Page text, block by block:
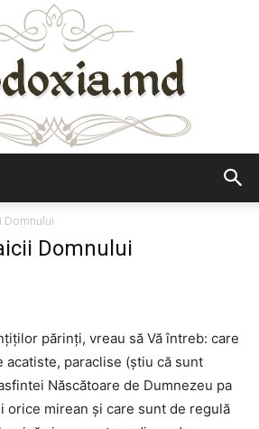
Domnului
Domnului
părinţi, vreau să Vă întreb: care
acatiste, paraclise (ştiu că sunt
Născătoare de Dumnezeu pa
orice mirean şi care sunt de regulă